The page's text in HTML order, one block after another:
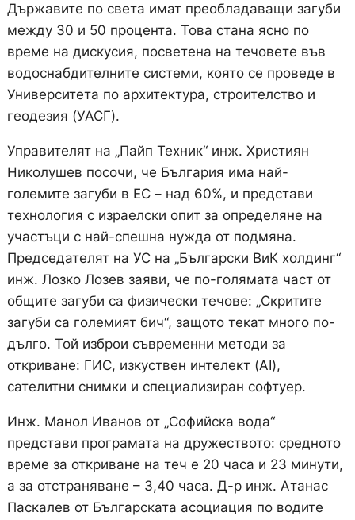
Държавите по света имат преобладаващи загуби
между 30 и 50 процента. Това стана ясно по
време на дискусия, посветена на течовете във
водоснабдителните системи, която се проведе в
Университета по архитектура, строителство и
геодезия (УАСГ).
Управителят на „Пайп Техник“ инж. Християн
Николушев посочи, че България има най-
големите загуби в ЕС – над 60%, и представи
технология с израелски опит за определяне на
участъци с най-спешна нужда от подмяна.
Председателят на УС на „Български ВиК холдинг“
инж. Лозко Лозев заяви, че по-голямата част от
общите загуби са физически течове: „Скритите
загуби са големият бич“, защото текат много по-
дълго. Той изброи съвременни методи за
откриване: ГИС, изкуствен интелект (AI),
сателитни снимки и специализиран софтуер.
Инж. Манол Иванов от „Софийска вода“
представи програмата на дружеството: средното
време за откриване на теч е 20 часа и 23 минути,
а за отстраняване – 3,40 часа. Д-р инж. Атанас
Паскалев от Българската асоциация по водите